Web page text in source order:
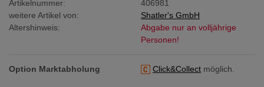
Artikelnummer:
406981
weitere Artikel von:
Shatler's GmbH
Altershinweis:
Abgabe nur an volljährige
Personen!
Option Marktabholung Click&Collect möglich.